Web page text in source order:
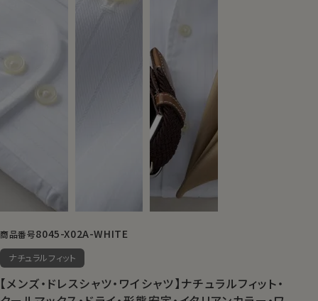
商品番号8045-X02A-WHITE
ナチュラルフィット
【メンズ・ドレスシャツ・ワイシャツ】ナチュラルフィット・